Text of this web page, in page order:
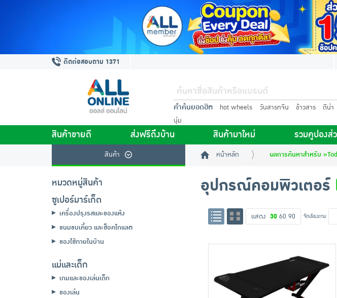
ติดต่อสอบถาม 1371
คำค้นยอดฮิต hot wheels วันสารทจีน ข้าวสาร ดีน่า
นุ่ม
สินค้าขายดี ส่งฟรีถึงบ้าน สินค้ามาใหม่ รวมคูปองส่
สินค้า หน้าหลัก ผลการค้นหาสำหรับ
หมวดหมู่สินค้า
ซูเปอร์มาร์เก็ต
เครื่องปรุงรสและของแห้ง
ขนมขบเคี้ยว และช็อคโกแลต
ของใช้ภายในบ้าน
แม่และเด็ก
เกมและของเล่นเด็ก
ของเล่น
อุปกรณ์คอมพิวเตอร์
แสดง 30 60 90 จัดเรียงตาม